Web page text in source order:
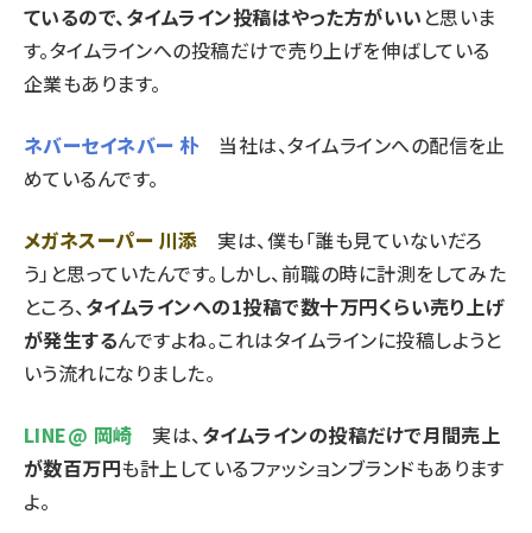
ているので、タイムライン投稿はやった方がいい と思いま
す。タイムラインへの投稿だけで売り上げを伸ばしている
企業もあります。
ネバーセイネバー 朴当社は、タイムラインへの配信を止
めているんです。
メガネスーパー 川添 実は、僕も「誰も見ていないだろ
う」と思っていたんです。しかし、前職の時に計測をしてみた
ところ、 タイムラインへの1投稿で数十万円くらい売り上げ
が発生するんですよね。これはタイムラインに投稿しようと
いう流れになりました。
LINE@ 岡崎 実は、 タイムラインの投稿だけで月間売上
が数百万円も計上しているファッションブランドもあります
よ。